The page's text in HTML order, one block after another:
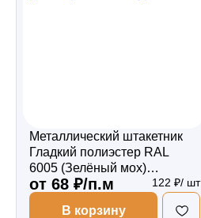
Металлический штакетник
Гладкий полиэстер RAL
6005 (Зелёный мох)
1800*87*0,4 односторонний
Фигурный
от 68 ₽/п.м 122 ₽/ шт
В корзину